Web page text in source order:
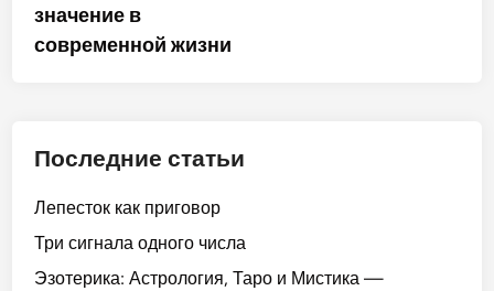
значение в
современной жизни
Последние статьи
Лепесток как приговор
Три сигнала одного числа
Эзотерика: Астрология, Таро и Мистика —